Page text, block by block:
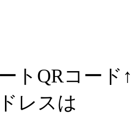
トQRコード↑
レスは